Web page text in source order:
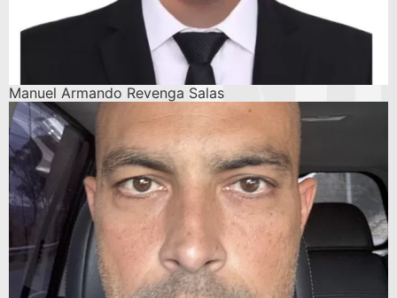
Manuel Armando Revenga Salas